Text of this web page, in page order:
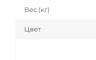
Вес (кг)
Цвет